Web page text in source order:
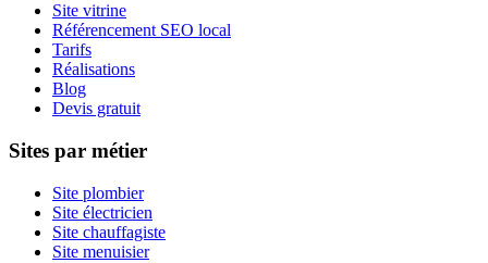
Site vitrine
Référencement SEO local
Tarifs
Réalisations
Blog
Devis gratuit
Sites par métier
Site plombier
Site électricien
Site chauffagiste
Site menuisier